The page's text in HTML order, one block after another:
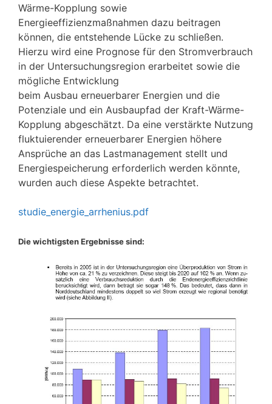
Wärme-Kopplung sowie
Energieeffizienzmaßnahmen dazu beitragen
können, die entstehende Lücke zu schließen.
Hierzu wird eine Prognose für den Stromverbrauch
in der Untersuchungsregion erarbeitet sowie die
mögliche Entwicklung
beim Ausbau erneuerbarer Energien und die
Potenziale und ein Ausbaupfad der Kraft-Wärme-
Kopplung abgeschätzt. Da eine verstärkte Nutzung
fluktuierender erneuerbarer Energien höhere
Ansprüche an das Lastmanagement stellt und
Energiespeicherung erforderlich werden könnte,
wurden auch diese Aspekte betrachtet.
studie_energie_arrhenius.pdf
Die wichtigsten Ergebnisse sind: